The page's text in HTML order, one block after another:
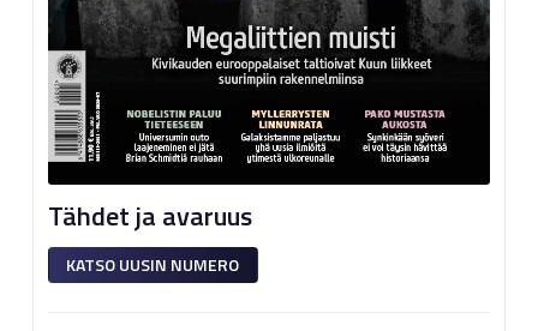
Tähdet ja avaruus
KATSO UUSIN NUMERO